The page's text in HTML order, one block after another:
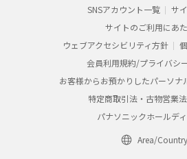
SNSアカウント一覧
サ
サイトのご利用にあ
ウェブアクセシビリティ方針
会員利用規約/プライバシ
お客様からお預かりしたパーソナ
特定商取引法・古物営業
パナソニックホールデ
Area/Country